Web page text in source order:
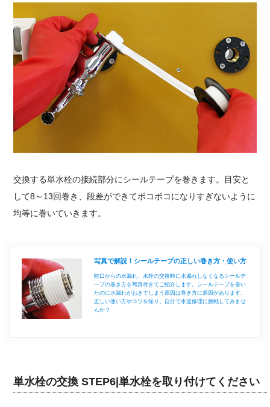
交換する単水栓の接続部分にシールテープを巻きます。目安と
して8～13回巻き、段差ができてボコボコになりすぎないように
均等に巻いていきます。
写真で解説！シールテープの正しい巻き方・使い方
蛇口からの水漏れ、水栓の交換時に水漏れしなくなるシールテ
ープの巻き方を写真付きでご紹介します。シールテープを巻い
たのに水漏れがおきてしまう原因は巻き方に原因があります。
正しい使い方やコツを知り、自分で水道修理に挑戦してみませ
んか？
単水栓の交換 STEP6|単水栓を取り付けてください